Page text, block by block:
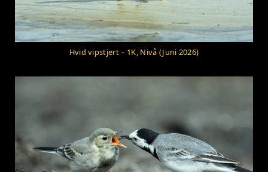
Hvid vipstjert – 1K, Nivå (Juni 2026)